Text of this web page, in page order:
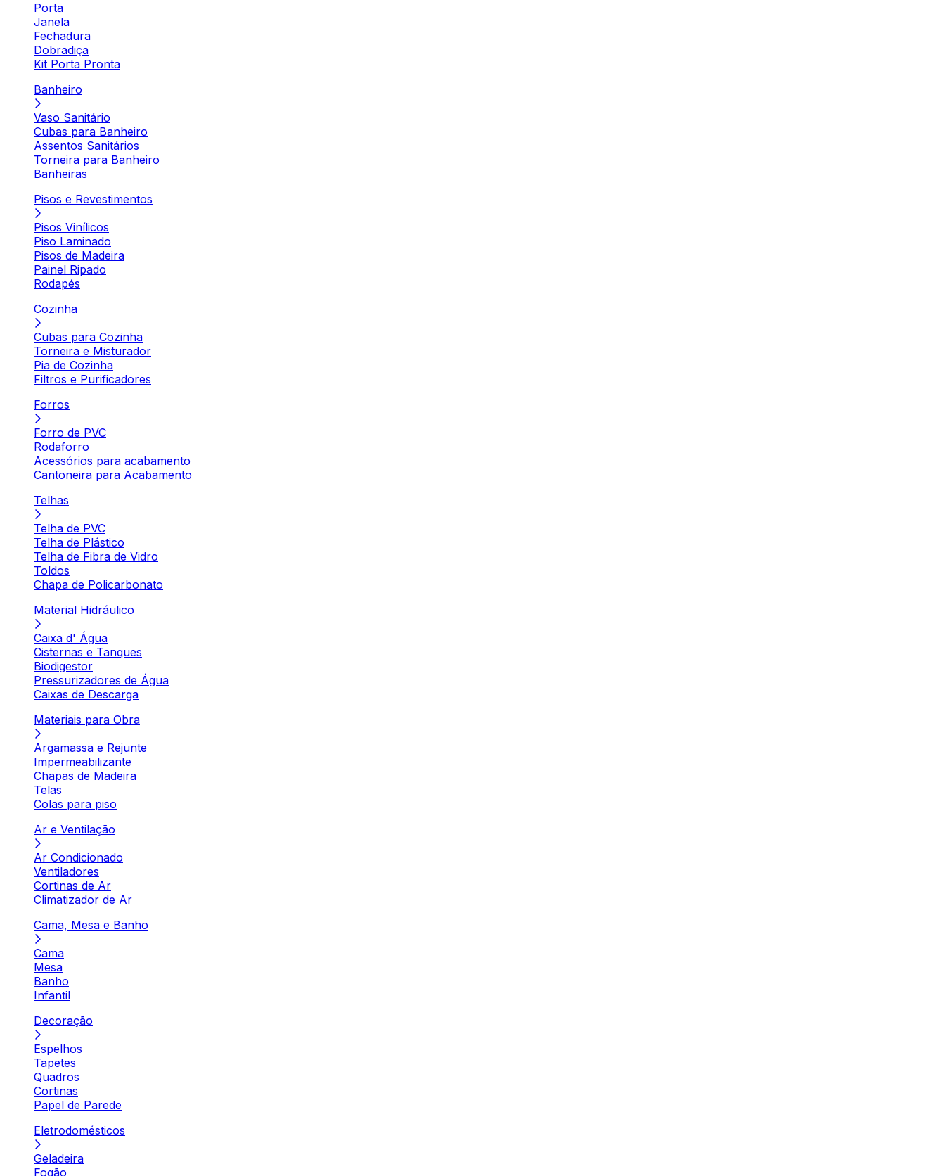
Porta
Janela
Fechadura
Dobradiça
Kit Porta Pronta
Banheiro
Vaso Sanitário
Cubas para Banheiro
Assentos Sanitários
Torneira para Banheiro
Banheiras
Pisos e Revestimentos
Pisos Vinílicos
Piso Laminado
Pisos de Madeira
Painel Ripado
Rodapés
Cozinha
Cubas para Cozinha
Torneira e Misturador
Pia de Cozinha
Filtros e Purificadores
Forros
Forro de PVC
Rodaforro
Acessórios para acabamento
Cantoneira para Acabamento
Telhas
Telha de PVC
Telha de Plástico
Telha de Fibra de Vidro
Toldos
Chapa de Policarbonato
Material Hidráulico
Caixa d' Água
Cisternas e Tanques
Biodigestor
Pressurizadores de Água
Caixas de Descarga
Materiais para Obra
Argamassa e Rejunte
Impermeabilizante
Chapas de Madeira
Telas
Colas para piso
Ar e Ventilação
Ar Condicionado
Ventiladores
Cortinas de Ar
Climatizador de Ar
Cama, Mesa e Banho
Cama
Mesa
Banho
Infantil
Decoração
Espelhos
Tapetes
Quadros
Cortinas
Papel de Parede
Eletrodomésticos
Geladeira
Fogão